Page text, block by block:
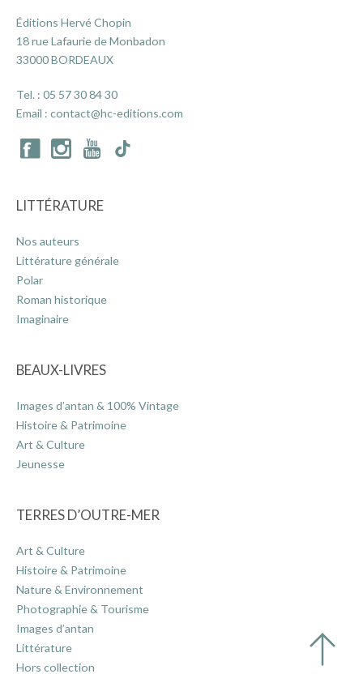
Éditions Hervé Chopin
18 rue Lafaurie de Monbadon
33000 BORDEAUX
Tel. : 05 57 30 84 30
Email : contact@hc-editions.com
LITTÉRATURE
Nos auteurs
Littérature générale
Polar
Roman historique
Imaginaire
BEAUX-LIVRES
Images d’antan & 100% Vintage
Histoire & Patrimoine
Art & Culture
Jeunesse
TERRES D’OUTRE-MER
Art & Culture
Histoire & Patrimoine
Nature & Environnement
Photographie & Tourisme
Images d’antan
Littérature
Hors collection